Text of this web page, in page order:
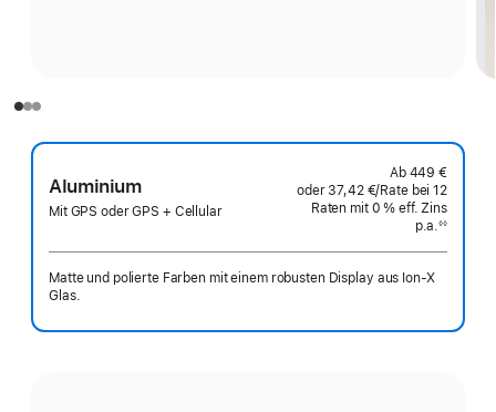
Aluminium
Mit GPS oder GPS + Cellular
Ab 449 €
oder 37,42 €/Rate pro
Rate
bei 12
Raten Raten
mit 0 % eff. Zins
p.a.eff.
◊◊
Matte und polierte Farben mit einem robusten Display aus Ion‑X
Glas.